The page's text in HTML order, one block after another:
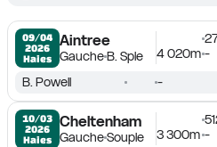
09/04
2026
Haies
Aintree
GaucheB. Sple
4 020m -
B. Powell -
10/03
2026
Haies
Cheltenham
GaucheSouple
3 300m -